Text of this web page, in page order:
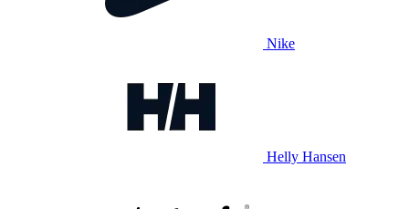
Nike
Helly Hansen